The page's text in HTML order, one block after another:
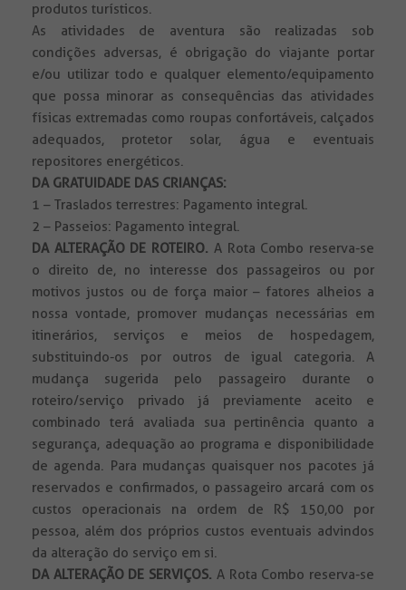
produtos turísticos.
As atividades de aventura são realizadas sob
condições adversas, é obrigação do viajante portar
e/ou utilizar todo e qualquer elemento/equipamento
que possa minorar as consequências das atividades
físicas extremadas como roupas confortáveis, calçados
adequados, protetor solar, água e eventuais
repositores energéticos.
DA GRATUIDADE DAS CRIANÇAS:
1 – Traslados terrestres: Pagamento integral.
2 – Passeios: Pagamento integral.
DA ALTERAÇÃO DE ROTEIRO. A Rota Combo reserva-se
o direito de, no interesse dos passageiros ou por
motivos justos ou de força maior – fatores alheios a
nossa vontade, promover mudanças necessárias em
itinerários, serviços e meios de hospedagem,
substituindo-os por outros de igual categoria. A
mudança sugerida pelo passageiro durante o
roteiro/serviço privado já previamente aceito e
combinado terá avaliada sua pertinência quanto a
segurança, adequação ao programa e disponibilidade
de agenda. Para mudanças quaisquer nos pacotes já
reservados e confirmados, o passageiro arcará com os
custos operacionais na ordem de R$ 150,00 por
pessoa, além dos próprios custos eventuais advindos
da alteração do serviço em si.
DA ALTERAÇÃO DE SERVIÇOS. A Rota Combo reserva-se